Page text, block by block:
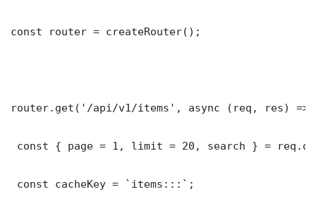
const router = createRouter();
router.get('/api/v1/items', async (req, res) =>
const { page = 1, limit = 20, search } =
const cacheKey = `items:::`;